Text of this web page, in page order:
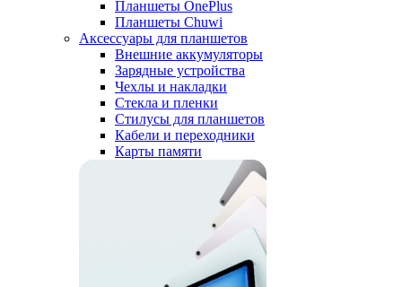
Планшеты OnePlus
Планшеты Chuwi
Аксессуары для планшетов
Внешние аккумуляторы
Зарядные устройства
Чехлы и накладки
Стекла и пленки
Стилусы для планшетов
Кабели и переходники
Карты памяти